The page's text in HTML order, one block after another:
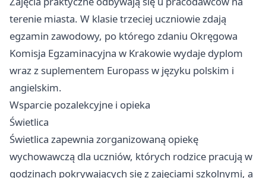
terenie miasta. W klasie trzeciej uczniowie zdają
egzamin zawodowy, po którego zdaniu Okręgowa
Komisja Egzaminacyjna w Krakowie wydaje dyplom
wraz z suplementem Europass w języku polskim i
angielskim.
Wsparcie pozalekcyjne i opieka
Świetlica
Świetlica zapewnia zorganizowaną opiekę
wychowawczą dla uczniów, których rodzice pracują w
godzinach pokrywających się z zajęciami szkolnymi, a